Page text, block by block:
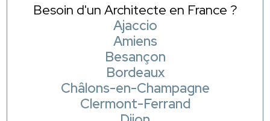
Besoin d'un Architecte en France ?
Ajaccio
Amiens
Besançon
Bordeaux
Châlons-en-Champagne
Clermont-Ferrand